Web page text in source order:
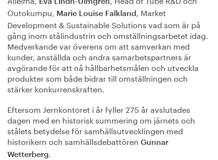
Outokumpu, Marie Louise Falkland , Market
Development & Sustainable Solutions vad som är på
gång inom stålindustrin och omställningsarbetet idag.
Medverkande var överens om att samverkan med
kunder, anställda och andra samarbetspartners är
avgörande för att nå hållbarhetsmålen och utveckla
produkter som både bidrar till omställningen och
stärker konkurrenskraften.
Eftersom Jernkontoret i år fyller 275 år avslutades
dagen med en historisk summering om järnets och
stålets betydelse för samhällsutvecklingen med
historikern och samhällsdebattören Gunnar
Wetterberg.